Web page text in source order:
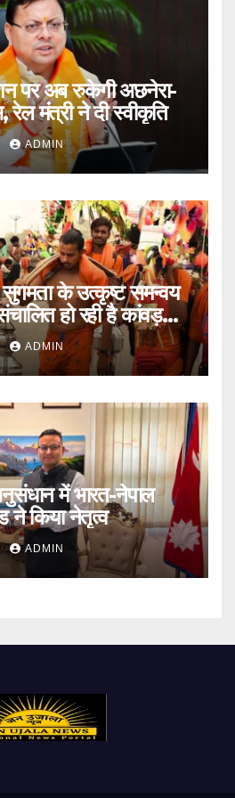
पर अब रुकेगी अछनेरा-
मंत्री ने दी स्वीकृति
ADMIN
सुगमता के उत्कृष्ट समन्वय
हो रही है कांवड़
ADMIN
में भारत-नेपाल
ने किया नेतृत्व
ADMIN